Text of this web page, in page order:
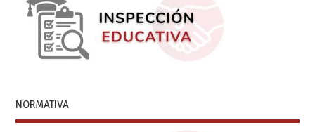
NORMATIVA